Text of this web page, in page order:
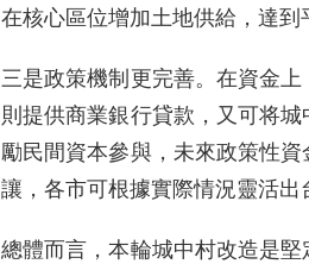
在核心區位增加土地供給，達到
三是政策機制更完善。在資金
則提供商業銀行貸款，又可将
勵民間資本參與，未來政策性
讓，各市可根據實際情況靈活出
總體而言，本輪城中村改造是